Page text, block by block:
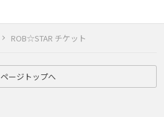
ROB☆STAR チケット
ページトップへ